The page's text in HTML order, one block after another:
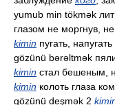
yumub min tökmək
глазом не моргнув,
kimin пугать, напугать
gözünü bərəltmək
kimin стал бешеным,
kimin колоть глаза
gözünü deşmək 2